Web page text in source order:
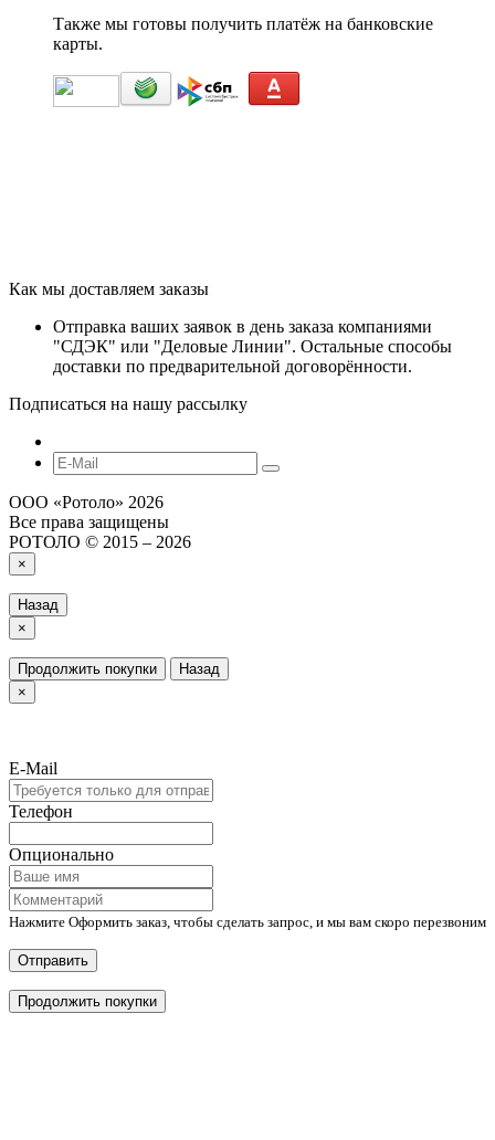
Также мы готовы получить платёж на банковские
карты.
Как мы доставляем заказы
Отправка ваших заявок в день заказа компаниями
"СДЭК" или "Деловые Линии". Остальные способы
доставки по предварительной договорённости.
Подписаться на нашу рассылку
ООО «‎Ротоло» 2026
Все права защищены
РОТОЛО © 2015 – 2026
×
Назад
×
Продолжить покупки
Назад
×
E-Mail
Телефон
Опционально
Нажмите Оформить заказ, чтобы сделать запрос, и мы вам скоро перезвоним
Отправить
Продолжить покупки